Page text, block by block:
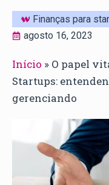
Finanças para
agosto 16, 2023
Início » O papel
Startups:
gerenciando